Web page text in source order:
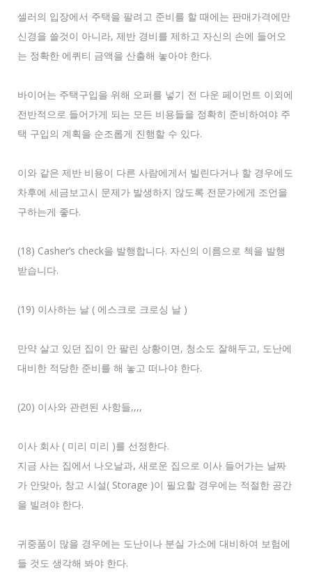
셀러의 입장에서 주택을 팔려고 준비를 할 때에는 판매가격에만
신경을 쓸것이 아니라, 제반 경비를 제하고 자신의 손에 들어오
는 정확한 에퀴티 금액을 산출해 놓아야 한다.
바이어는 주택구입을 위해 오퍼를 넣기 전 다운 페이먼트 이외에
전반적으로 들어가게 되는 모든 비용들을 정확히 준비하여야 주
택 구입의 계획을 순조롭게 진행할 수 있다.
이와 같은 제반 비용이 다른 사람에게서 빌린다거나 할 경우에도
차후에 세금보고시 문제가 발생하지 않도록 전문가에게 조언을
구하는게 좋다.
(18) Casher’s check을 발행합니다. 자신의 이름으로 첵을 발행
받습니다.
(19) 이사하는 날 ( 에스크로 크로싱 날 )
만약 살고 있던 집이 안 팔린 상황이면, 청소도 잘해두고, 도난에
대비한 적당한 준비를 해 놓고 떠나야 한다.
(20) 이사와 관련된 사항들,,,,
이사 회사 ( 미리 미리 )를 선정한다.
지금 사는 집에서 나오날과, 새로운 집으로 이사 들어가는 날짜
가 안맞아, 창고 시설( Storage )이 필요할 경우에는 적절한 공간
을 빌려야 한다.
귀중품이 많을 경우에는 도난이나 분실 가소에 대비하여 보험에
들 것도 생각해 봐야 한다.